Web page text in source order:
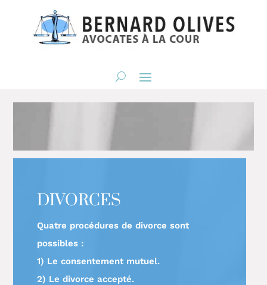
DIVORCES
Quatre procédures de divorce sont
possibles :
1) Le consentement mutuel.
2) Le divorce accepté.